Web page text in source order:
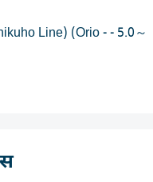
Line) (Orio - - 5.0～